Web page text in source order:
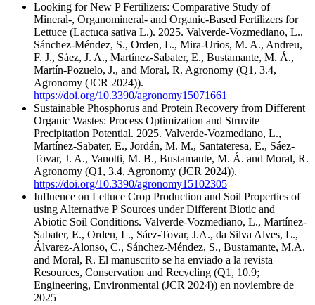
Looking for New P Fertilizers: Comparative Study of
Mineral-, Organomineral- and Organic-Based Fertilizers for
Lettuce (Lactuca sativa L.). 2025. Valverde-Vozmediano, L.,
Sánchez-Méndez, S., Orden, L., Mira-Urios, M. A., Andreu,
F. J., Sáez, J. A., Martínez-Sabater, E., Bustamante, M. Á.,
Martín-Pozuelo, J., and Moral, R. Agronomy (Q1, 3.4,
Agronomy (JCR 2024)).
https://doi.org/10.3390/agronomy15071661
Sustainable Phosphorus and Protein Recovery from Different
Organic Wastes: Process Optimization and Struvite
Precipitation Potential. 2025. Valverde-Vozmediano, L.,
Martínez-Sabater, E., Jordán, M. M., Santateresa, E., Sáez-
Tovar, J. A., Vanotti, M. B., Bustamante, M. Á. and Moral, R.
Agronomy (Q1, 3.4, Agronomy (JCR 2024)).
https://doi.org/10.3390/agronomy15102305
Influence on Lettuce Crop Production and Soil Properties of
using Alternative P Sources under Different Biotic and
Abiotic Soil Conditions. Valverde-Vozmediano, L., Martínez-
Sabater, E., Orden, L., Sáez-Tovar, J.A., da Silva Alves, L.,
Álvarez-Alonso, C., Sánchez-Méndez, S., Bustamante, M.A.
and Moral, R. El manuscrito se ha enviado a la revista
Resources, Conservation and Recycling (Q1, 10.9;
Engineering, Environmental (JCR 2024)) en noviembre de
2025